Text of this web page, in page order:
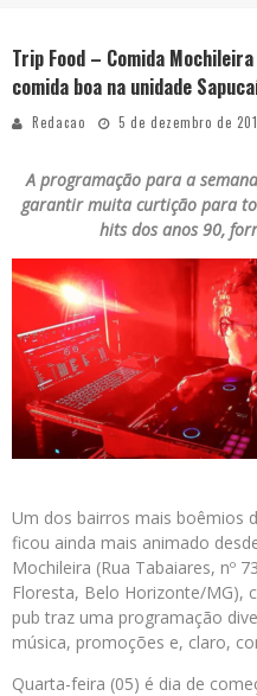
Trip Food – Comida
comida boa na unidade
Redacao 5 de dezembro de
A programação para a
garantir muita curtição para
hits dos anos 90,
Um dos bairros mais boêmios
ficou ainda mais animado
Mochileira (Rua Tabaiares, nº
Floresta, Belo Horizonte/MG),
pub traz uma programação
música, promoções e, claro,
Quarta-feira (05) é dia de